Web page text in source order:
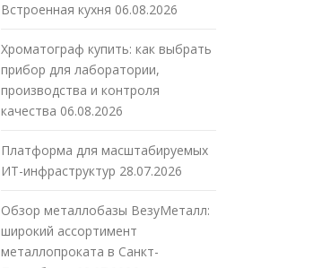
Встроенная кухня 06.08.2026
Хроматограф купить: как выбрать
прибор для лаборатории,
производства и контроля
качества 06.08.2026
Платформа для масштабируемых
ИТ-инфраструктур 28.07.2026
Обзор металлобазы ВезуМеталл:
широкий ассортимент
металлопроката в Санкт-